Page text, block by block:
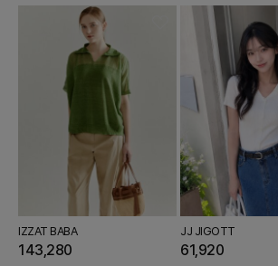
IZZAT BABA
143,280
JJ JIGOTT
61,920